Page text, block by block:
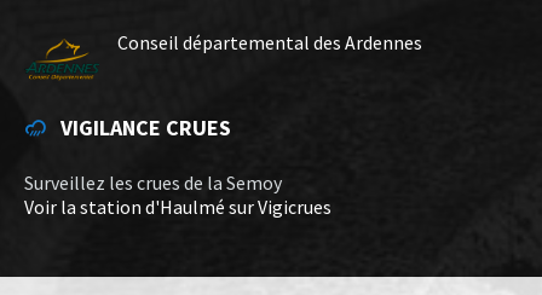
Conseil départemental des Ardennes
VIGILANCE CRUES
Surveillez les crues de la Semoy
Voir la station d'Haulmé sur Vigicrues